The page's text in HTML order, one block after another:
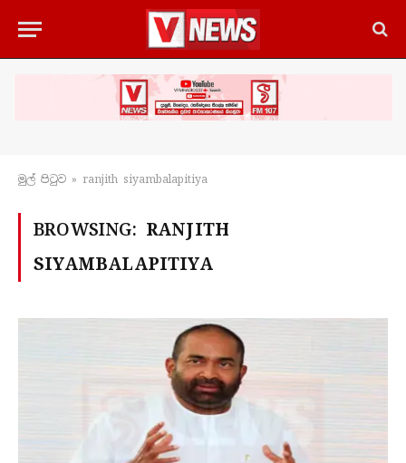
මුල් පිටු​ව » ranjith siyambalapitiya
BROWSING: RANJITH
SIYAMBALAPITIYA